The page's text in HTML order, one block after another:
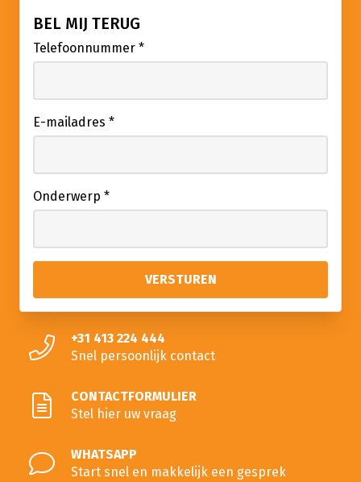
BEL MIJ TERUG
Telefoonnummer *
E-mailadres *
Onderwerp *
+31 413 224 444
Snel persoonlijk contact
CONTACTFORMULIER
Stel hier uw vraag
WHATSAPP
Start snel en makkelijk een gesprek